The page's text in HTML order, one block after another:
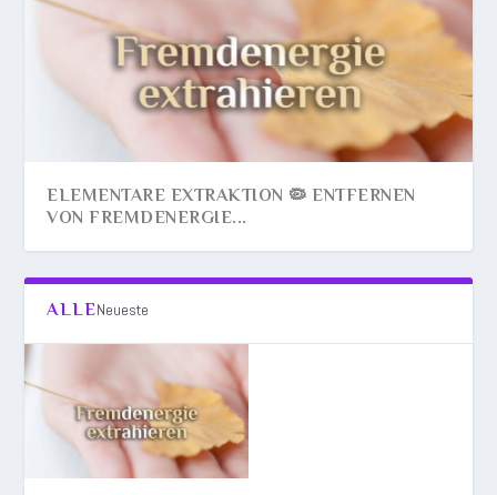
ELEMENTARE EXTRAKTION 🦠 ENTFERNEN
VON FREMDENERGIE...
ALLENeueste